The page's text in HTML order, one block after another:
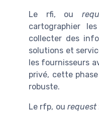
Le rfi, ou
cartographier
collecter des
solutions et
les fournisseurs
privé, cette
robuste.
Le rfp, ou request